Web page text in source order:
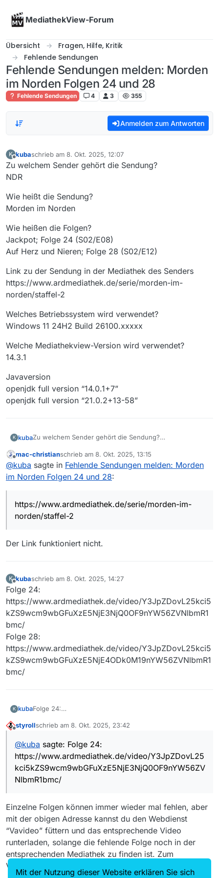
MediathekView-Forum
Übersicht
Fragen, Hilfe, Kritik
Fehlende Sendungen
Fehlende Sendungen melden: Morden
im Norden Folgen 24 und 28
Fehlende Sendungen 4 3 355
Anmelden zum Antworten
K
Offline
kubaschrieb am 8. Okt. 2025, 12:07
zuletzt editiert von
Zu welchem Sender gehört die Sendung?
NDR
Wie heißt die Sendung?
Morden im Norden
Wie heißen die Folgen?
Jackpot; Folge 24 (S02/E08)
Auf Herz und Nieren; Folge 28 (S02/E12)
Link zu der Sendung in der Mediathek des Senders
https://www.ardmediathek.de/serie/morden-im-
norden/staffel-2
Welches Betriebssystem wird verwendet?
Windows 11 24H2 Build 26100.xxxxx
Welche Mediathekview-Version wird verwendet?
14.3.1
Javaversion
openjdk full version “14.0.1+7”
openjdk full version “21.0.2+13-58”
K kubaZu welchem Sender gehört die Sendung?
Wie heißt die Sendung?
Morden im Norden
Wie heißen die Folgen?
Jackpot; Folge 24 (S02/E08)
https://www.ardmediathek.de/serie/morden-im-
norden/staffel-2
Welches Betriebssystem wird verwendet?
Windows 11 24H2 Build 26100.xxxxx
14.3.1
Offline
mac-christianschrieb am 8. Okt. 2025, 13:15
zuletzt editiert von
@kuba sagte in Fehlende Sendungen melden: Morden
im Norden Folgen 24 und 28:
https://www.ardmediathek.de/serie/morden-im-
norden/staffel-2
Der Link funktioniert nicht.
K
Offline
kubaschrieb am 8. Okt. 2025, 14:27
zuletzt editiert von
Folge 24:
https://www.ardmediathek.de/video/Y3JpZDovL25kci5
kZS9wcm9wbGFuXzE5NjE3NjQ0OF9nYW56ZVNlbmR1
bmc/
Folge 28:
https://www.ardmediathek.de/video/Y3JpZDovL25kci5
kZS9wcm9wbGFuXzE5NjE4ODk0M19nYW56ZVNlbmR1
bmc/
K kubaFolge 24:
S9wcm9wbGFuXzE5NjE3NjQ0OF9nYW56ZVNlbmR1bmc/
https://www.ardmediathek.de/video/Y3JpZDovL25kci5kZ
S9wcm9wbGFuXzE5NjE4ODk0M19nYW56ZVNlbmR1bmc/
styrollschrieb am 8. Okt. 2025, 23:42
zuletzt editiert von
@kuba sagte: Folge 24:
https://www.ardmediathek.de/video/Y3JpZDovL25
kci5kZS9wcm9wbGFuXzE5NjE3NjQ0OF9nYW56ZV
NlbmR1bmc/
Einzelne Folgen können immer wieder mal fehlen, aber
mit der obigen Adresse kannst du den Webdienst
“Vavideo” füttern und das entsprechende Video
runterladen, solange die fehlende Folge noch in der
entsprechenden Mediathek zu finden ist. Zum
Vorgehen: vgl.
Mit der Nutzung dieser Website erklären Sie sich